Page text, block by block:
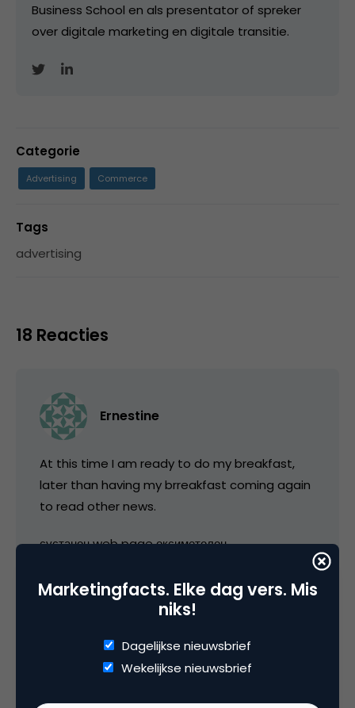
Business School en als presentator of spreker
over digitale marketing en digitale transitie.
Categorie
Advertising Commerce
Tags
advertising
18 Reacties
Ernestine
At this time I am ready to do my breakfast,
later than having my brreakfast coming again
to read other news.
сустанон web page оксиметолон
12 augustus 2020 om 22:27
Marketingfacts. Elke dag vers. Mis
niks!
Dagelijkse nieuwsbrief
Wekelijkse nieuwsbrief